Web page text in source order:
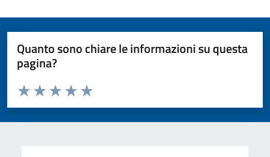
Quanto sono chiare le informazioni su questa
pagina?
Valuta da 1 a 5 stelle la pagina
Valuta 5 stelle su 5
Valuta 4 stelle su 5
Valuta 3 stelle su 5
Valuta 2 stelle su 5
Valuta 1 stelle su 5